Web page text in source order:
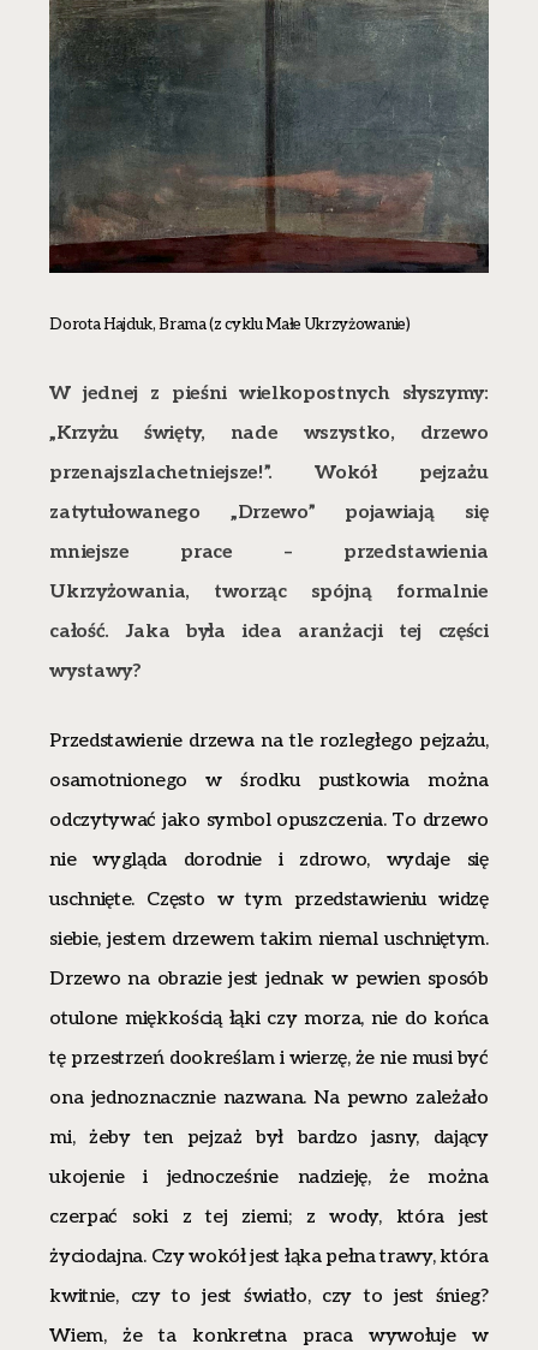
Dorota Hajduk, Brama (z cyklu Małe Ukrzyżowanie)
W jednej z pieśni wielkopostnych słyszymy:
„Krzyżu święty, nade wszystko, drzewo
przenajszlachetniejsze!”. Wokół pejzażu
zatytułowanego „Drzewo” pojawiają się
mniejsze prace – przedstawienia
Ukrzyżowania, tworząc spójną formalnie
całość. Jaka była idea aranżacji tej części
wystawy?
Przedstawienie drzewa na tle rozległego pejzażu,
osamotnionego w środku pustkowia można
odczytywać jako symbol opuszczenia. To drzewo
nie wygląda dorodnie i zdrowo, wydaje się
uschnięte. Często w tym przedstawieniu widzę
siebie, jestem drzewem takim niemal uschniętym.
Drzewo na obrazie jest jednak w pewien sposób
otulone miękkością łąki czy morza, nie do końca
tę przestrzeń dookreślam i wierzę, że nie musi być
ona jednoznacznie nazwana. Na pewno zależało
mi, żeby ten pejzaż był bardzo jasny, dający
ukojenie i jednocześnie nadzieję, że można
czerpać soki z tej ziemi; z wody, która jest
życiodajna. Czy wokół jest łąka pełna trawy, która
kwitnie, czy to jest światło, czy to jest śnieg?
Wiem, że ta konkretna praca wywołuje w